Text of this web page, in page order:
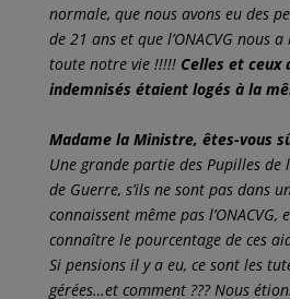
normale, que nous avons eu des
de 21 ans et que l’ONACVG nous
toute notre vie !!!!! Celles et ceux
indemnisés étaient logés à la
Madame la Ministre, êtes-vous
Une grande partie des Pupilles
de Guerre, s’ils ne sont pas dans
connaissent même pas
connaître le pourcentage de ces
Si pensions il y a eu, ce sont les
gérées…et comment ??? Nous